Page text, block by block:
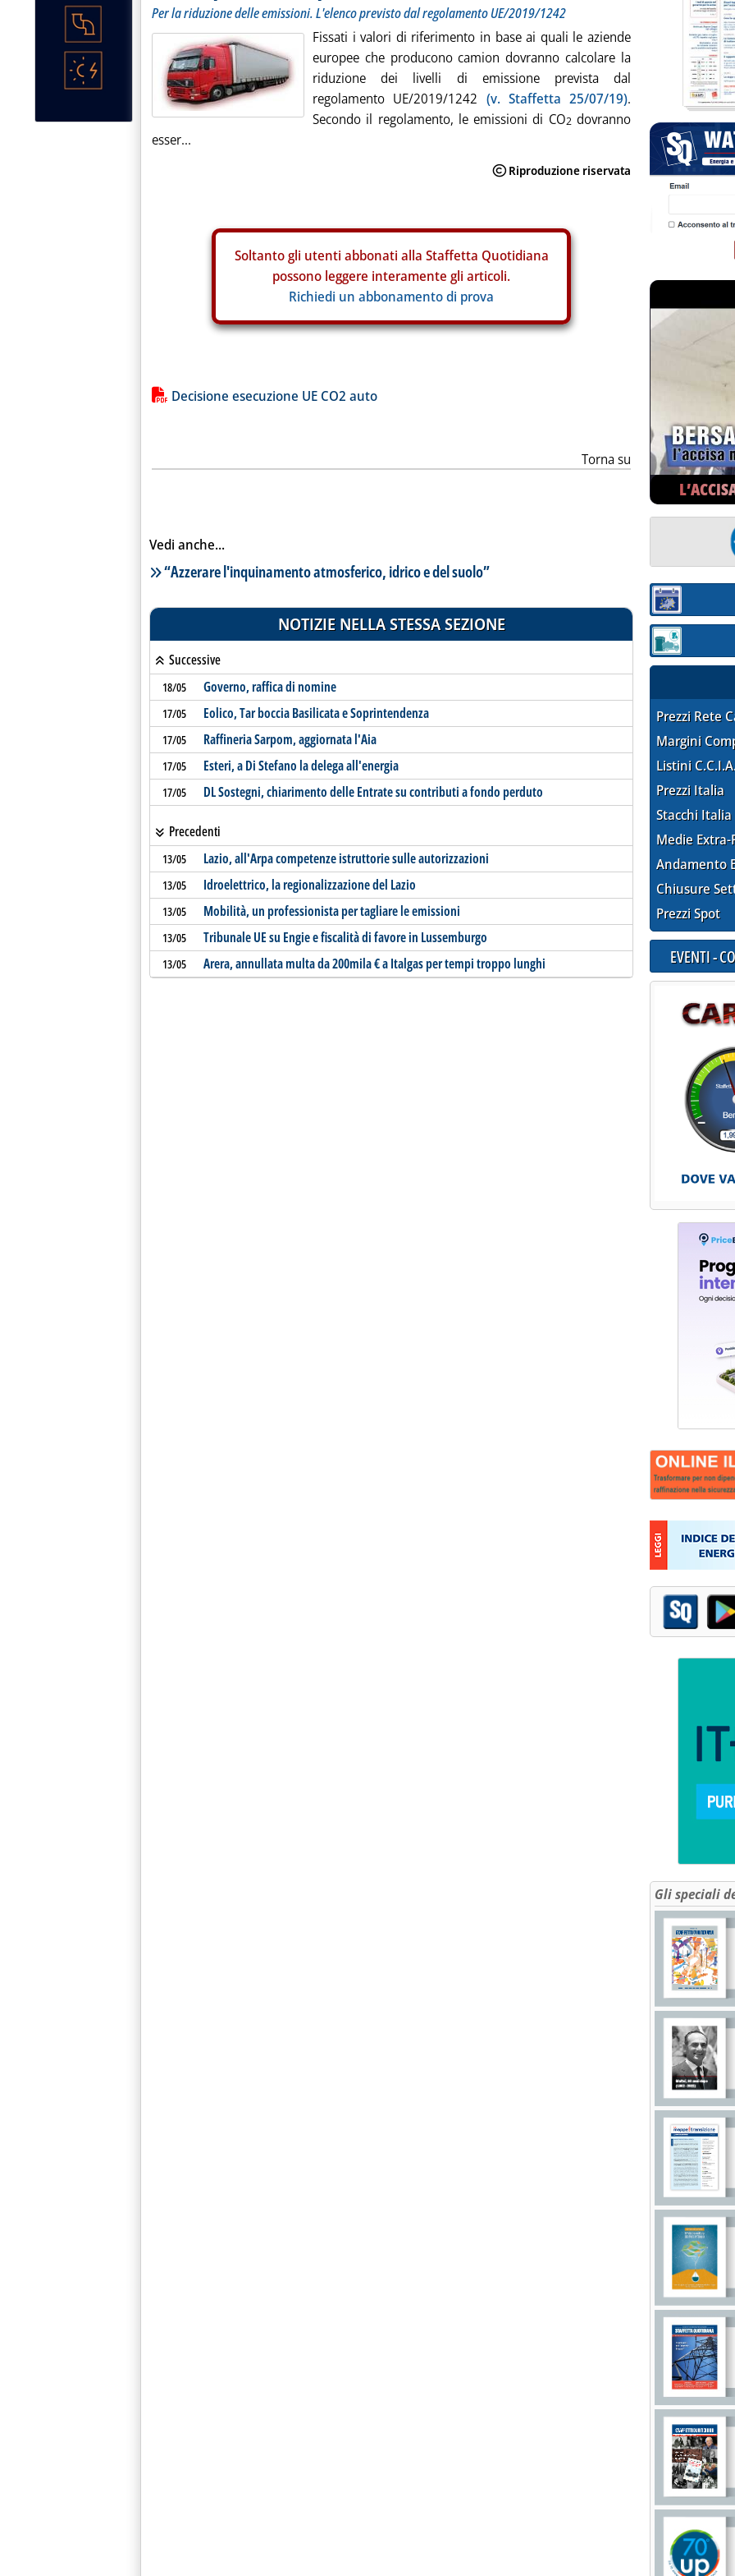
Per la riduzione delle emissioni. L'elenco previsto dal regolamento UE/2019/1242
Fissati i valori di riferimento in base ai quali le aziende
europee che producono camion dovranno calcolare la
riduzione dei livelli di emissione prevista dal
regolamento UE/2019/1242 (v. Staffetta 25/07/19).
Secondo il regolamento, le emissioni di CO2 dovranno
esser...
Soltanto gli utenti abbonati alla Staffetta Quotidiana
possono leggere interamente gli articoli.
Richiedi un abbonamento di prova
Lista allegati PDF alla notizia
Decisione esecuzione UE CO2 auto
Torna su
Vedi anche...
Lista notizie correlate
“Azzerare l'inquinamento atmosferico, idrico e del suolo”
NOTIZIE NELLA STESSA SEZIONE
Successive
18/05 Governo, raffica di nomine
17/05 Eolico, Tar boccia Basilicata e Soprintendenza
17/05 Raffineria Sarpom, aggiornata l'Aia
17/05 Esteri, a Di Stefano la delega all'energia
17/05 DL Sostegni, chiarimento delle Entrate su contributi a fondo perduto
Precedenti
13/05 Lazio, all'Arpa competenze istruttorie sulle autorizzazioni
13/05 Idroelettrico, la regionalizzazione del Lazio
13/05 Mobilità, un professionista per tagliare le emissioni
13/05 Tribunale UE su Engie e fiscalità di favore in Lussemburgo
13/05 Arera, annullata multa da 200mila € a Italgas per tempi troppo lunghi
Sezione:
Sezione:
Prezzi Rete
Margini
Listini
Prezzi Italia
Stacchi Italia
Medie Extra-
Andamento
Chiusure
Prezzi Spot
EVENTI -
Gli speciali